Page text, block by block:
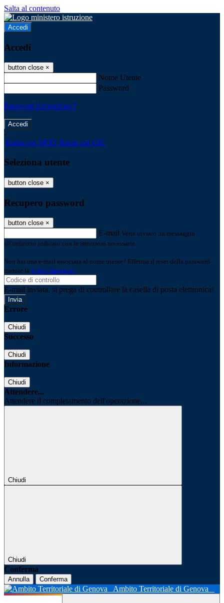
Salta al contenuto
Accedi
Accedi
button close ×
Nome Utente
Password
Password dimenticata?
-
Entra con SPID Entra con CIE
Seleziona utente
button close ×
Recupero password
button close ×
E-mail Verrà inviato un messaggio
all'indirizzo indicato con le istruzioni necessarie.
Non hai una e-mail associata al nome utente? Effettua il reset della password
tramite la Login Spaggiari
E-mail inviata, si prega di controllare la casella di posta elettronica!
Errore
Chiudi
Successo
Chiudi
Informazione
Chiudi
Attendere...
Attendere il completamento dell'operazione...
Chiudi
Chiudi
Conferma
Annulla Conferma
Ambito Territoriale di Genova